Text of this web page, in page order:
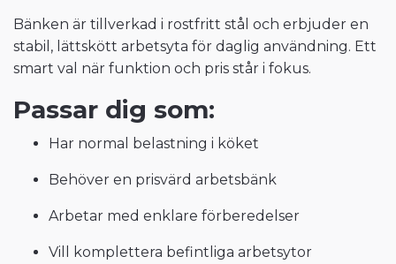
Bänken är tillverkad i rostfritt stål och erbjuder en
stabil, lättskött arbetsyta för daglig användning. Ett
smart val när funktion och pris står i fokus.
Passar dig som:
Har normal belastning i köket
Behöver en prisvärd arbetsbänk
Arbetar med enklare förberedelser
Vill komplettera befintliga arbetsytor